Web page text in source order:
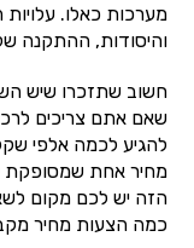
מערכות כאלו.
והיסודות, ההתקנה
חשוב שתזכרו שיש
שאם אתם צריכים
להגיע לכמה אלפי
מחיר אחת שמסופקת
הזה יש לכם מקום
כמה הצעות מחיר